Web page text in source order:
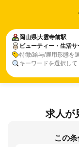
岡山県大雲寺前駅
ビューティー・生活
特徴/給与/雇用形態を
キーワードを選択し
求人が
この